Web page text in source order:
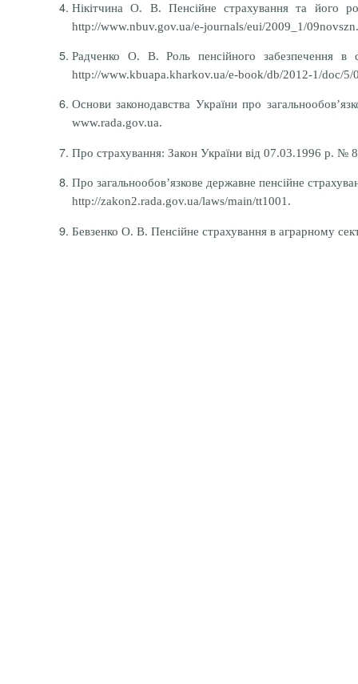
Нікітчина О. В. Пенсійне страхування та його
http://www.nbuv.gov.ua/e-journals/eui/2009_1/
Радченко О. В. Роль пенсійного забезпечення
http://www.kbuapa.kharkov.ua/e-book/db/2012-1/doc/5/
Основи законодавства України про
www.rada.gov.ua.
Про страхування: Закон України від 07.03.1996 р.
Про загальнообов’язкове державне пенсійне
http://zakon2.rada.gov.ua/laws/main/tt1001.
Бевзенко О. В. Пенсійне страхування в аграрному